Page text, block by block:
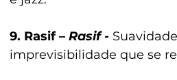
9. Rasif – Rasif -
imprevisibilidade que se